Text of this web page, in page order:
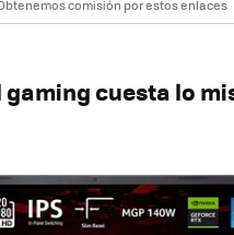
comisión por estos enlaces
cuesta lo